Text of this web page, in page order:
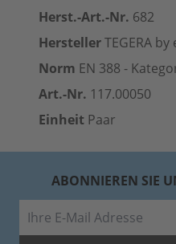
Herst.-Art.-Nr. 682
HerstellerTEGERA
Norm EN 388 -
Art.-Nr. 117.00050
Einheit Paar
ABONNIEREN SIE